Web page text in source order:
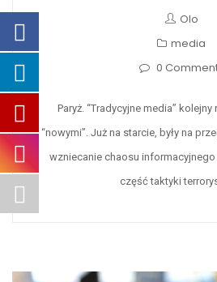
Olo
media
0
Paryż. “Tradycyjne media” kolejny
“nowymi”. Już na starcie, były na
wzniecanie chaosu
część taktyki